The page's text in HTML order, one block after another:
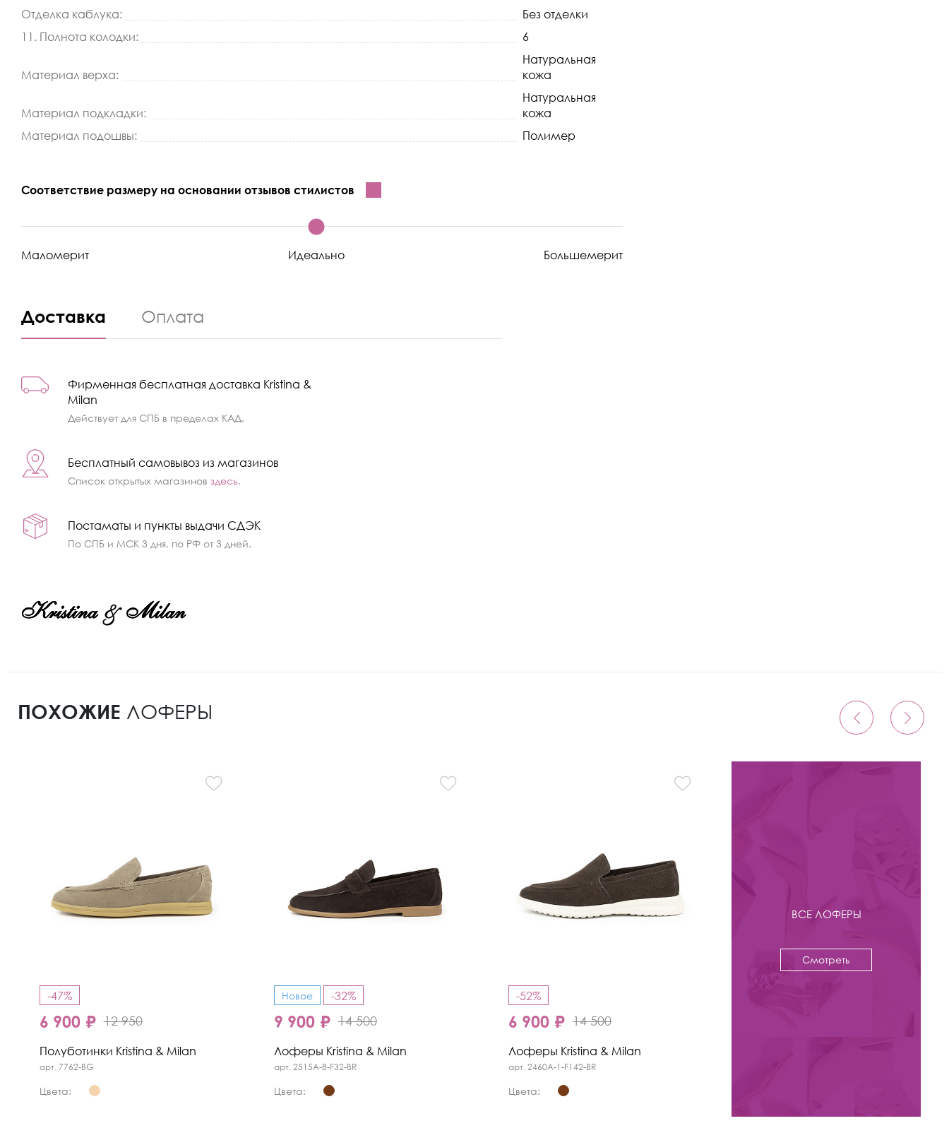
Отделка каблука:
Без отделки
11. Полнота колодки:
6
Материал верха:
Натуральная
кожа
Материал подкладки:
Натуральная
кожа
Материал подошвы:
Полимер
Соответствие размеру на основании отзывов стилистов
Маломерит Идеально Большемерит
Доставка Оплата
Фирменная бесплатная доставка Kristina &
Milan
Действует для СПБ в пределах КАД.
Бесплатный самовывоз из магазинов
Список открытых магазиновздесь.
Постаматы и пункты выдачи СДЭК
По СПБ и МСК 3 дня, по РФ от 3 дней.
ПОХОЖИЕ ЛОФЕРЫ
-47%
6 900 ₽ 12 950
Полуботинки Kristina & Milan
арт. 7762-BG
Цвета:
Новое -32%
9 900 ₽ 14 500
Лоферы Kristina & Milan
арт. 2515A-8-F32-BR
Цвета:
-52%
6 900 ₽ 14 500
Лоферы Kristina & Milan
арт. 2460A-1-F142-BR
Цвета:
ВСЕ ЛОФЕРЫ
Смотреть